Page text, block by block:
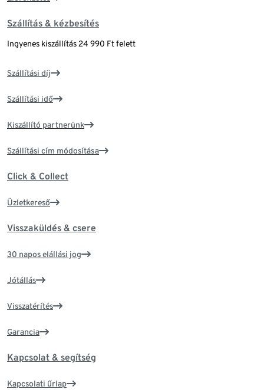
Szállítás & kézbesítés
Ingyenes kiszállítás 24 990 Ft felett
Szállítási díj
Szállítási idő
Kiszállító partnerünk
Szállítási cím módosítása
Click & Collect
Üzletkereső
Visszaküldés & csere
30 napos elállási jog
Jótállás
Visszatérítés
Garancia
Kapcsolat & segítség
Kapcsolati űrlap